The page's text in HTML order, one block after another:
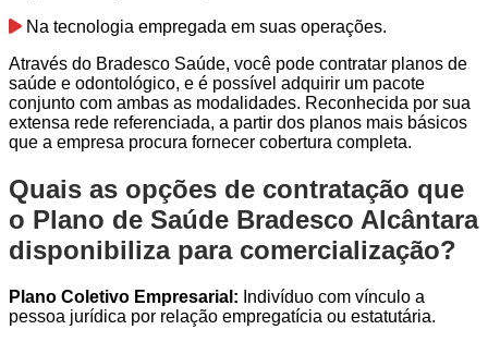
Na tecnologia empregada em suas operações.
Através do Bradesco Saúde, você pode contratar planos de
saúde e odontológico, e é possível adquirir um pacote
conjunto com ambas as modalidades. Reconhecida por sua
extensa rede referenciada, a partir dos planos mais básicos
que a empresa procura fornecer cobertura completa.
Quais as opções de contratação que
o Plano de Saúde Bradesco Alcântara
disponibiliza para comercialização?
Plano Coletivo Empresarial: Indivíduo com vínculo a
pessoa jurídica por relação empregatícia ou estatutária.